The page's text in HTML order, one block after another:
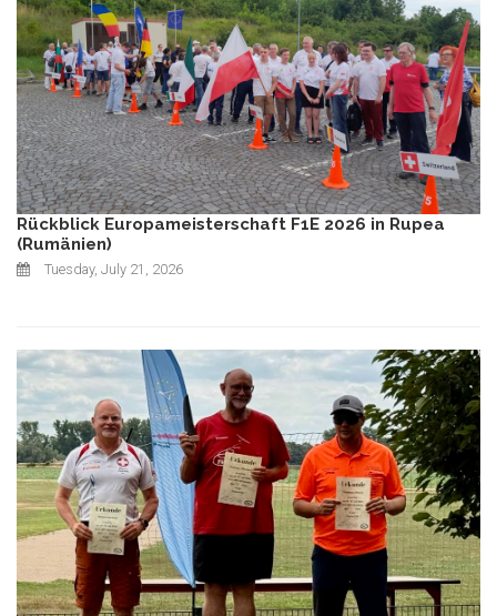
Rückblick Europameisterschaft F1E 2026 in Rupea
(Rumänien)
Tuesday, July 21, 2026